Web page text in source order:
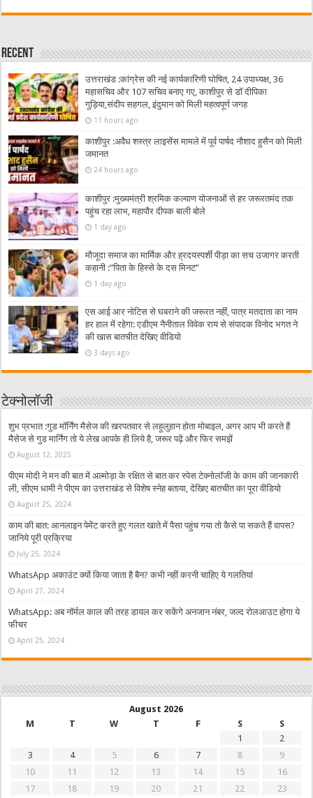
Recent
उत्तराखंड :कांग्रेस की नई कार्यकारिणी घोषित, 24 उपाध्यक्ष, 36
महासचिव और 107 सचिव बनाए गए, काशीपुर से डॉ दीपिका
गुड़िया,संदीप सहगल, इंदुमान को मिली महत्वपूर्ण जगह
11 hours ago
काशीपुर :अवैध शस्त्र लाइसेंस मामले में पूर्व पार्षद नौशाद हुसैन को मिली
जमानत
24 hours ago
काशीपुर :मुख्यमंत्री श्रमिक कल्याण योजनाओं से हर जरूरतमंद तक
पहुंच रहा लाभ, महापौर दीपक बाली बोले
1 day ago
मौजूदा समाज का मार्मिक और ह्रदयस्पर्शी पीड़ा का सच उजागर करती
कहानी :”पिता के हिस्से के दस मिनट”
1 day ago
एस आई आर नोटिस से घबराने की जरूरत नहीं, पात्र मतदाता का नाम
हर हाल में रहेगा: एडीएम नैनीताल विवेक राय से संपादक विनोद भगत ने
की खास बातचीत देखिए वीडियो
3 days ago
टेक्नोलॉजी
शुभ प्रभात :गुड मॉर्निंग मैसेज की खरपतवार से लहूलुहान होता मोबाइल, अगर आप भी करते हैं
मैसेज से गुड मार्निंग तो ये लेख आपके ही लिये है, जरूर पढ़ें और फिर समझें
August 12, 2025
पीएम मोदी ने मन की बात में अल्मोड़ा के रक्षित से बात कर स्पेस टेक्नोलॉजी के काम की जानकारी
ली, सीएम धामी ने पीएम का उत्तराखंड से विशेष स्नेह बताया, देखिए बातचीत का पूरा वीडियो
August 25, 2024
काम की बात: आनलाइन पेमेंट करते हुए गलत खाते में पैसा पहुंच गया तो कैसे पा सकते हैं वापस?
जानिये पूरी प्रक्रिया
July 25, 2024
WhatsApp अकाउंट क्यों किया जाता है बैन? कभी नहीं करनी चाहिए ये गलतियां
April 27, 2024
WhatsApp: अब नॉर्मल काल की तरह डायल कर सकेंगे अनजान नंबर, जल्द रोलआउट होगा ये
फीचर
April 25, 2024
August 2026
M
T W T F S
S
1
2
3
4 5 6 7 8
9
10
11 12 13 14 15
16
17
18 19 20 21 22 23